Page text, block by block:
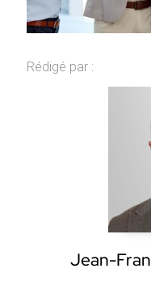
Rédigé par :
Jean-